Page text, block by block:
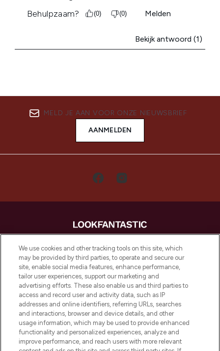
MELD JE AAN VOOR ONZE NIEUWSBRIEF
AANMELDEN
LOOKFANTASTIC is de ultieme online
beautybestemming van Europa, met de
beste huidverzorging, haarproducten en
make-up van meer dan 200 topmerken.
Shop online of via de app, met gratis
verzending vanaf €40.
Cookie-toestemming
Do Not Sell or Share My Personal
Information
We use cookies and other tracking tools on this site, which
may be provided by third parties, to operate and secure our
site, enable social media features, enhance performance,
tailor user experiences, support our marketing and
advertising efforts. These also enable us and third parties to
access and record user and activity data, such as IP
addresses and online identifiers, referring URLs, searches
and interactions, browser and device details, and other
usage information, which may be used to provide enhanced
functionality and personalized experiences, analyze and
improve performance, and reach users with more relevant